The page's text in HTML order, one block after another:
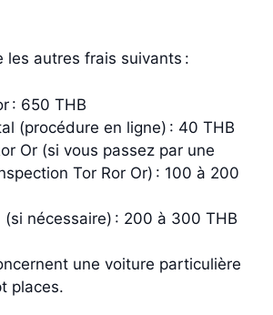
les autres frais suivants :
: 650 THB
(procédure en ligne) : 40 THB
Or (si vous passez par une
Tor Ror Or) : 100 à 200
(si nécessaire) : 200 à 300 THB
une voiture particulière
places.